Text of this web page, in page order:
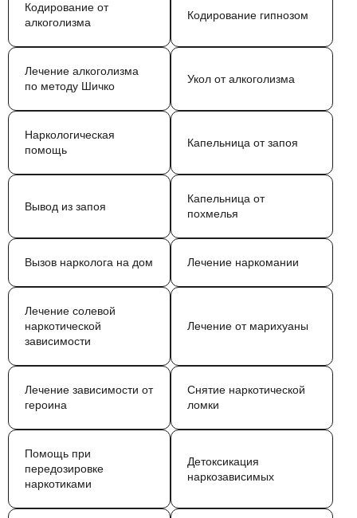
Кодирование от
алкоголизма
Кодирование гипнозом
Лечение алкоголизма
по методу Шичко
Укол от алкоголизма
Наркологическая
помощь
Капельница от запоя
Вывод из запоя
Капельница от
похмелья
Вызов нарколога на дом Лечение наркомании
Лечение солевой
наркотической
зависимости
Лечение от марихуаны
Лечение зависимости от
героина
Снятие наркотической
ломки
Помощь при
передозировке
наркотиками
Детоксикация
наркозависимых